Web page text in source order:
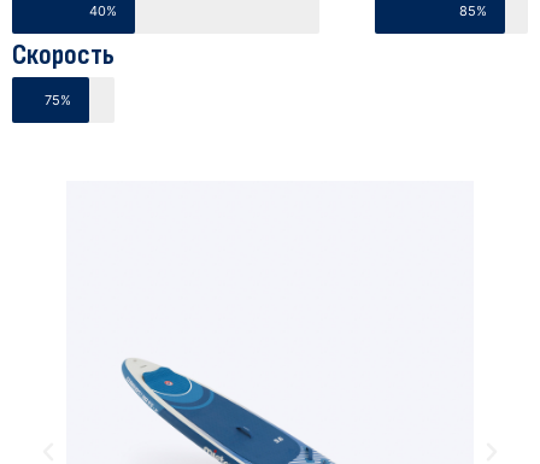
40% 85%
Скорость
75%